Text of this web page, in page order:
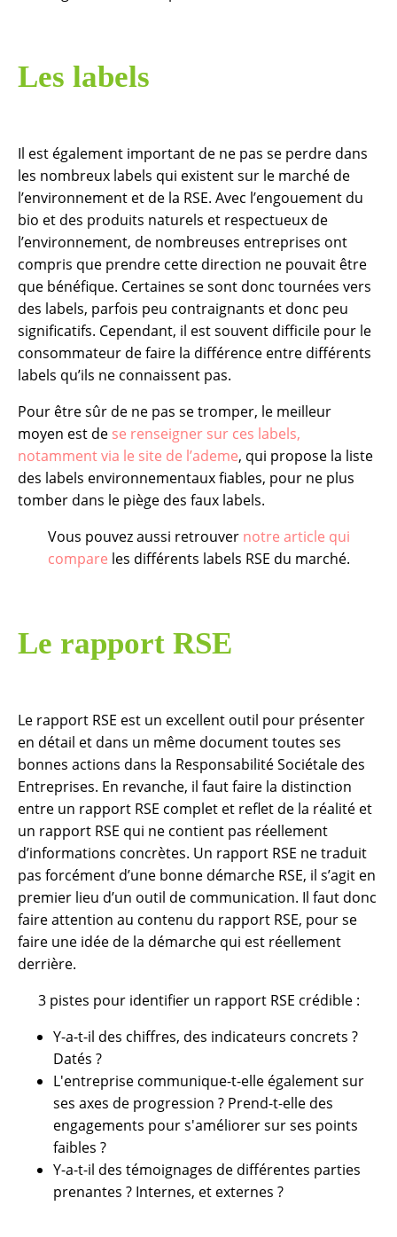
Les labels
Il est également important de ne pas se perdre dans
les nombreux labels qui existent sur le marché de
l’environnement et de la RSE. Avec l’engouement du
bio et des produits naturels et respectueux de
l’environnement, de nombreuses entreprises ont
compris que prendre cette direction ne pouvait être
que bénéfique. Certaines se sont donc tournées vers
des labels, parfois peu contraignants et donc peu
significatifs. Cependant, il est souvent difficile pour le
consommateur de faire la différence entre différents
labels qu’ils ne connaissent pas.
Pour être sûr de ne pas se tromper, le meilleur
moyen est de se renseigner sur ces labels,
notamment via le site de l’ademe, qui propose la liste
des labels environnementaux fiables, pour ne plus
tomber dans le piège des faux labels.
Vous pouvez aussi retrouver notre article qui
compare les différents labels RSE du marché.
Le rapport RSE
Le rapport RSE est un excellent outil pour présenter
en détail et dans un même document toutes ses
bonnes actions dans la Responsabilité Sociétale des
Entreprises. En revanche, il faut faire la distinction
entre un rapport RSE complet et reflet de la réalité et
un rapport RSE qui ne contient pas réellement
d’informations concrètes. Un rapport RSE ne traduit
pas forcément d’une bonne démarche RSE, il s’agit en
premier lieu d’un outil de communication. Il faut donc
faire attention au contenu du rapport RSE, pour se
faire une idée de la démarche qui est réellement
derrière.
3 pistes pour identifier un rapport RSE crédible :
Y-a-t-il des chiffres, des indicateurs concrets ?
Datés ?
L'entreprise communique-t-elle également sur
ses axes de progression ? Prend-t-elle des
engagements pour s'améliorer sur ses points
faibles ?
Y-a-t-il des témoignages de différentes parties
prenantes ? Internes, et externes ?